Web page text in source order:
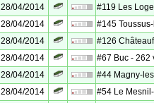
28/04/2014
#119 Les
28/04/2014
#145
28/04/2014
#126
28/04/2014
#67 Buc - 262
28/04/2014
#44 Magny-
28/04/2014
#54 Le